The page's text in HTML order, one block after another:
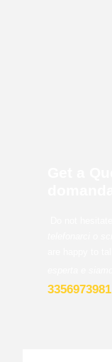
3356973981